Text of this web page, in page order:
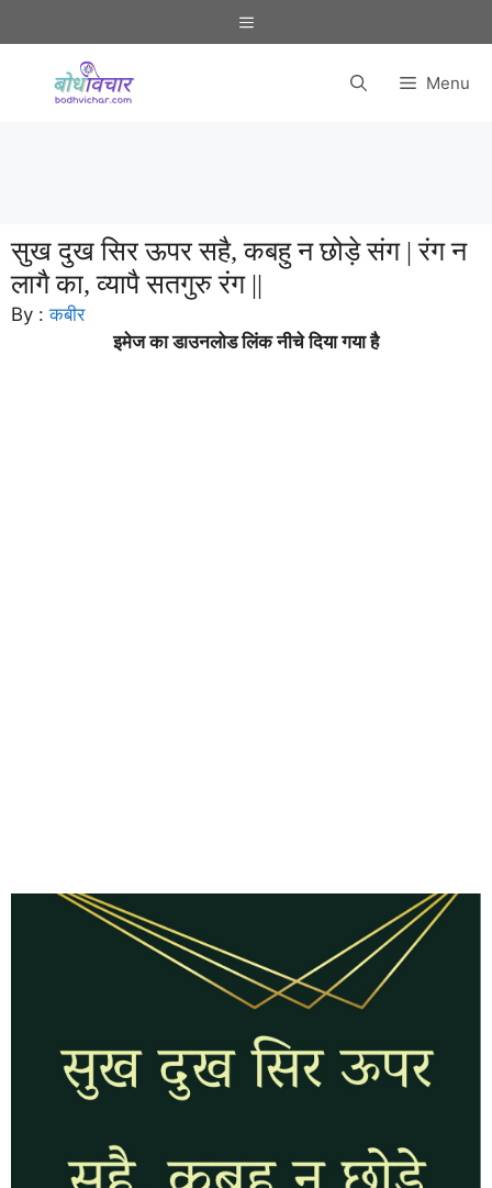
to
Menu
Menu
सुख दुख सिर ऊपर सहै, कबहु न छोड़े संग | रंग न
लागै का, व्यापै सतगुरु रंग ||
By :कबीर
इमेज का डाउनलोड लिंक नीचे दिया गया है